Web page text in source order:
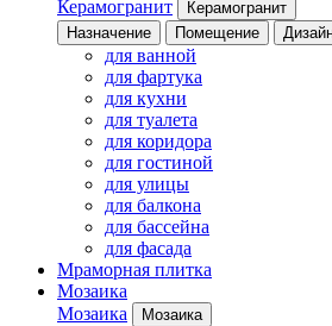
Керамогранит
Керамогранит
Назначение
Помещение
для ванной
для фартука
для кухни
для туалета
для коридора
для гостиной
для улицы
для балкона
для бассейна
для фасада
Мраморная плитка
Мозаика
Мозаика
Мозаика